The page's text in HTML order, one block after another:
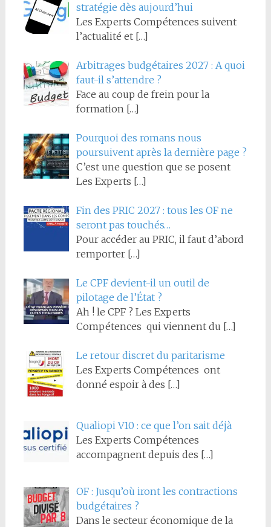
stratégie dès aujourd’hui
Les Experts Compétences suivent
l’actualité et […]
Arbitrages budgétaires 2027 : A quoi
faut-il s’attendre ?
Face au coup de frein pour la
formation […]
Pourquoi des romans nous
poursuivent après la dernière page ?
C’est une question que se posent
Les Experts […]
Fin des PRIC 2027 : tous les OF ne
seront pas touchés…
Pour accéder au PRIC, il faut d’abord
remporter […]
Le CPF devient-il un outil de
pilotage de l’État ?
Ah ! le CPF ? Les Experts
Compétences qui viennent du […]
Le retour discret du paritarisme
Les Experts Compétences ont
donné espoir à des […]
Qualiopi V10 : ce que l’on sait déjà
Les Experts Compétences
accompagnent depuis des […]
OF : Jusqu’où iront les contractions
budgétaires ?
Dans le secteur économique de la